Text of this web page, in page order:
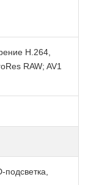
H.264,
RAW; AV1